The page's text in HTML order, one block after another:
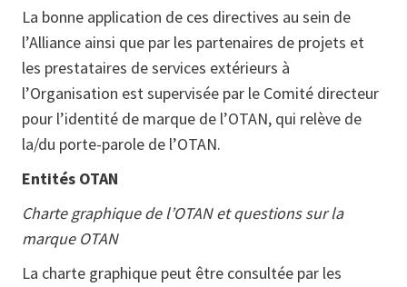
La bonne application de ces directives au sein de
l’Alliance ainsi que par les partenaires de projets et
les prestataires de services extérieurs à
l’Organisation est supervisée par le Comité directeur
pour l’identité de marque de l’OTAN, qui relève de
la/du porte-parole de l’OTAN.
Entités OTAN
Charte graphique de l’OTAN et questions sur la
marque OTAN
La charte graphique peut être consultée par les